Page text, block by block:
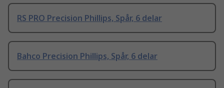
RS PRO Precision Phillips, Spår, 6 delar
Bahco Precision Phillips, Spår, 6 delar